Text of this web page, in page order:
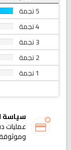
5 نجمة
4 نجمة
3 نجمة
2 نجمة
1 نجمة
سياسة
عمليات
وموثوقة